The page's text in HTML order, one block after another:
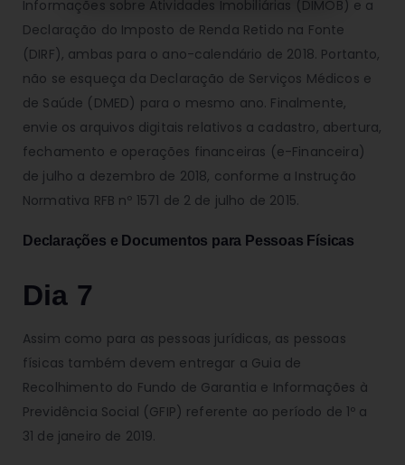
Informações sobre Atividades Imobiliárias (DIMOB) e a
Declaração do Imposto de Renda Retido na Fonte
(DIRF), ambas para o ano-calendário de 2018. Portanto,
não se esqueça da Declaração de Serviços Médicos e
de Saúde (DMED) para o mesmo ano. Finalmente,
envie os arquivos digitais relativos a cadastro, abertura,
fechamento e operações financeiras (e-Financeira)
de julho a dezembro de 2018, conforme a Instrução
Normativa RFB nº 1571 de 2 de julho de 2015.
Declarações e Documentos para Pessoas Físicas
Dia 7
Assim como para as pessoas jurídicas, as pessoas
físicas também devem entregar a Guia de
Recolhimento do Fundo de Garantia e Informações à
Previdência Social (GFIP) referente ao período de 1º a
31 de janeiro de 2019.